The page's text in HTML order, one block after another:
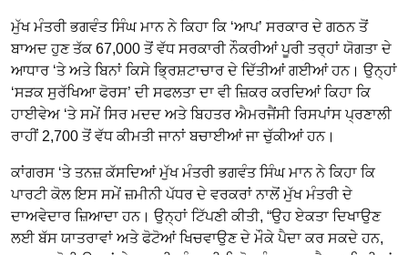
ਮੁੱਖ ਮੰਤਰੀ ਭਗਵੰਤ ਸਿੰਘ ਮਾਨ ਨੇ ਕਿਹਾ ਕਿ ‘ਆਪ’ ਸਰਕਾਰ ਦੇ ਗਠਨ ਤੋਂ
ਬਾਅਦ ਹੁਣ ਤੱਕ 67,000 ਤੋਂ ਵੱਧ ਸਰਕਾਰੀ ਨੌਕਰੀਆਂ ਪੂਰੀ ਤਰ੍ਹਾਂ ਯੋਗਤਾ ਦੇ
ਆਧਾਰ ‘ਤੇ ਅਤੇ ਬਿਨਾਂ ਕਿਸੇ ਭ੍ਰਿਸ਼ਟਾਚਾਰ ਦੇ ਦਿੱਤੀਆਂ ਗਈਆਂ ਹਨ। ਉਨ੍ਹਾਂ
‘ਸੜਕ ਸੁਰੱਖਿਆ ਫੋਰਸ’ ਦੀ ਸਫਲਤਾ ਦਾ ਵੀ ਜ਼ਿਕਰ ਕਰਦਿਆਂ ਕਿਹਾ ਕਿ
ਹਾਈਵੇਅ ‘ਤੇ ਸਮੇਂ ਸਿਰ ਮਦਦ ਅਤੇ ਬਿਹਤਰ ਐਮਰਜੈਂਸੀ ਰਿਸਪਾਂਸ ਪ੍ਰਣਾਲੀ
ਰਾਹੀਂ 2,700 ਤੋਂ ਵੱਧ ਕੀਮਤੀ ਜਾਨਾਂ ਬਚਾਈਆਂ ਜਾ ਚੁੱਕੀਆਂ ਹਨ।
ਕਾਂਗਰਸ ‘ਤੇ ਤਨਜ਼ ਕੱਸਦਿਆਂ ਮੁੱਖ ਮੰਤਰੀ ਭਗਵੰਤ ਸਿੰਘ ਮਾਨ ਨੇ ਕਿਹਾ ਕਿ
ਪਾਰਟੀ ਕੋਲ ਇਸ ਸਮੇਂ ਜ਼ਮੀਨੀ ਪੱਧਰ ਦੇ ਵਰਕਰਾਂ ਨਾਲੋਂ ਮੁੱਖ ਮੰਤਰੀ ਦੇ
ਦਾਅਵੇਦਾਰ ਜ਼ਿਆਦਾ ਹਨ। ਉਨ੍ਹਾਂ ਟਿੱਪਣੀ ਕੀਤੀ, “ਉਹ ਏਕਤਾ ਦਿਖਾਉਣ
ਲਈ ਬੱਸ ਯਾਤਰਾਵਾਂ ਅਤੇ ਫੋਟੋਆਂ ਖਿਚਵਾਉਣ ਦੇ ਮੌਕੇ ਪੈਦਾ ਕਰ ਸਕਦੇ ਹਨ,